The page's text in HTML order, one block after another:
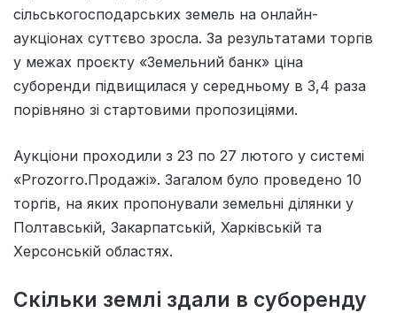
сільськогосподарських земель на онлайн-
аукціонах суттєво зросла. За результатами торгів
у межах проєкту «Земельний банк» ціна
суборенди підвищилася у середньому в 3,4 раза
порівняно зі стартовими пропозиціями.
Аукціони проходили з 23 по 27 лютого у системі
«Prozorro.Продажі». Загалом було проведено 10
торгів, на яких пропонували земельні ділянки у
Полтавській, Закарпатській, Харківській та
Херсонській областях.
Скільки землі здали в суборенду